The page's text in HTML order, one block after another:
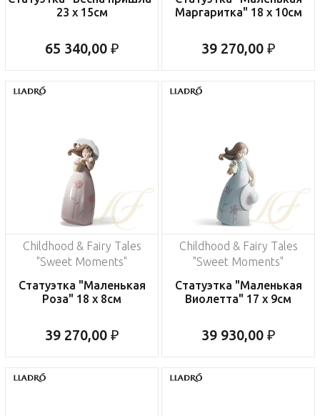
23 х 15см
65 340,00 ₽
Маргаритка" 18 x 10см
39 270,00 ₽
Childhood & Fairy Tales
"Sweet Moments"
Статуэтка "Маленькая
Роза" 18 x 8см
39 270,00 ₽
Childhood & Fairy Tales
"Sweet Moments"
Статуэтка "Маленькая
Виолетта" 17 x 9см
39 930,00 ₽